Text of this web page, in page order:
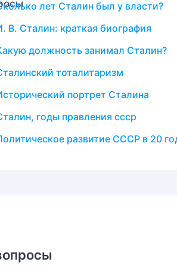
лет Сталин был у власти?
В. Сталин: краткая биография
должность занимал Сталин?
тоталитаризм
портрет Сталина
годы правления ссср
развитие СССР в 20